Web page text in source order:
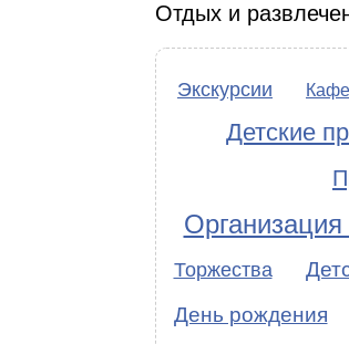
Отдых и
Экскурсии Кафе
Детские
Торжества
День рождения